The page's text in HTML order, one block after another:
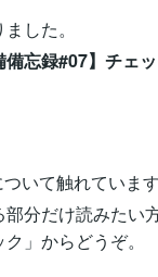
した。
備忘録#07】チェ
いて触れています
分だけ読みたい
」からどうぞ。